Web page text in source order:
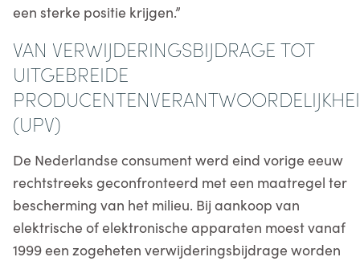
een sterke positie krijgen.”
VAN VERWIJDERINGSBIJDRAGE TOT
UITGEBREIDE
(UPV)
De Nederlandse consument werd eind vorige eeuw
rechtstreeks geconfronteerd met een maatregel ter
bescherming van het milieu. Bij aankoop van
elektrische of elektronische apparaten moest vanaf
1999 een zogeheten verwijderingsbijdrage worden